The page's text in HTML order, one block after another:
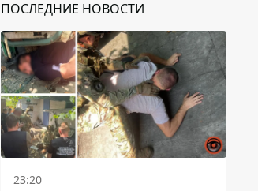
ПОСЛЕДНИЕ НОВОСТИ
23:20